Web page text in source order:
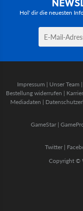
Hol' dir die neuesten
Impressum | Unser Team |
Bestellung widerrufen |
Mediadaten |
GameStar|
Twitter |
Copyright ©